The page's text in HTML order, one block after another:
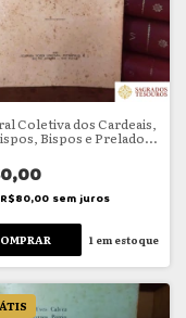
Coletiva dos Cardeais,
Bispos e Prelados
as Províncias
do Brasil ao
ao Clero e aos Fiéis
R$80,00 sem juros
1 em estoque